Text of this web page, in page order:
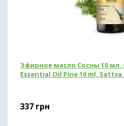
Эфирное масло Сосны 10
Essential Oil Pine 10 ml,
337 грн